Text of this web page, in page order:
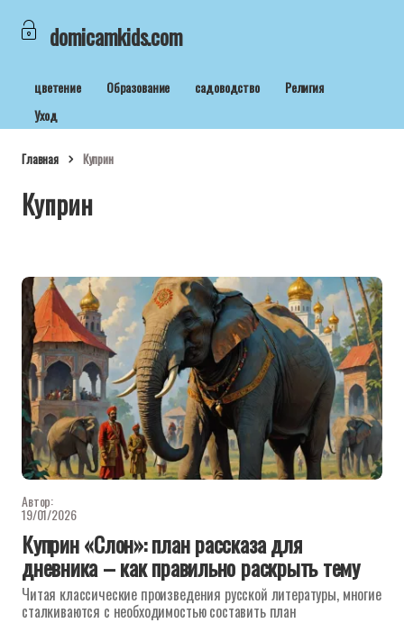
domicamkids.com
цветение Образование садоводство
Религия
Уход
Главная Куприн
Куприн
Автор:
19/01/2026
Куприн «Слон»: план рассказа для
дневника – как правильно раскрыть тему
Читая классические произведения русской литературы, многие
сталкиваются с необходимостью составить план